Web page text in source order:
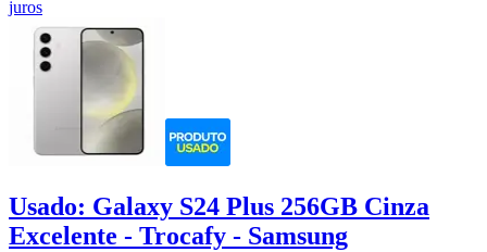
juros
Usado: Galaxy S24 Plus 256GB Cinza
Excelente - Trocafy - Samsung